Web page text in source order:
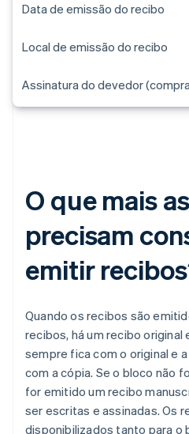
Data de emissão do recibo
Local de emissão do recibo
Assinatura do devedor
O que mais
precisam
emitir
Quando os recibos são
recibos, há um recibo original
sempre fica com o original e
com a cópia. Se o bloco não
for emitido um recibo
ser escritas e assinadas. Os
disponibilizados tanto para o